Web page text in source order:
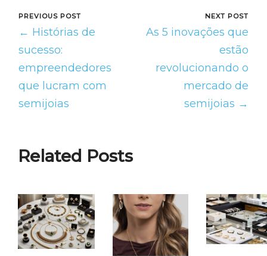
PREVIOUS POST
← Histórias de
sucesso:
empreendedores
que lucram com
semijoias
NEXT POST
As 5 inovações que
estão
revolucionando o
mercado de
semijoias →
Related Posts